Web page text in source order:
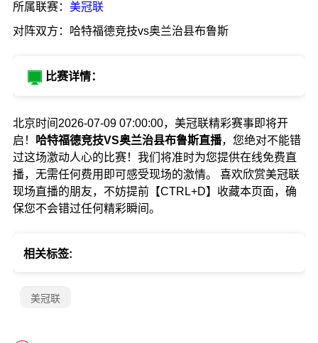
所属联赛： 美冠联
对阵双方：哈特福德竞技vs奥兰治县布鲁斯
比赛详情：
北京时间2026-07-09 07:00:00，美冠联精彩赛事即将开
启！ 哈特福德竞技VS奥兰治县布鲁斯直播，您绝对不能错
过这场激动人心的比赛！我们将准时为您提供在线免费直
播，无需任何费用即可感受现场的激情。 喜欢欣赏美冠联
现场直播的朋友，不妨提前【CTRL+D】收藏本页面，确
保您不会错过任何精彩瞬间。
相关标签:
美冠联